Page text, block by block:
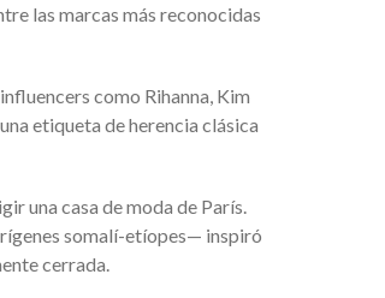
las marcas más reconocidas
como Rihanna, Kim
etiqueta de herencia clásica
una casa de moda de París.
somalí-etíopes— inspiró
cerrada.